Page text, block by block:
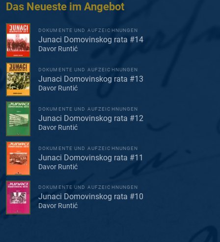
Das Neueste im Angebot
DOKUMENTE UND AUFZEICHNUNGEN
Junaci Domovinskog rata #14
Davor Runtić
DOKUMENTE UND AUFZEICHNUNGEN
Junaci Domovinskog rata #13
Davor Runtić
DOKUMENTE UND AUFZEICHNUNGEN
Junaci Domovinskog rata #12
Davor Runtić
DOKUMENTE UND AUFZEICHNUNGEN
Junaci Domovinskog rata #11
Davor Runtić
DOKUMENTE UND AUFZEICHNUNGEN
Junaci Domovinskog rata #10
Davor Runtić